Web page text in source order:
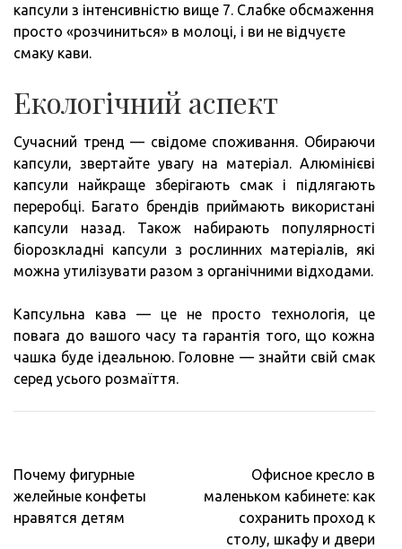
капсули з інтенсивністю вище 7. Слабке обсмаження
просто «розчиниться» в молоці, і ви не відчуєте
смаку кави.
Екологічний аспект
Сучасний тренд — свідоме споживання. Обираючи
капсули, звертайте увагу на матеріал. Алюмінієві
капсули найкраще зберігають смак і підлягають
переробці. Багато брендів приймають використані
капсули назад. Також набирають популярності
біорозкладні капсули з рослинних матеріалів, які
можна утилізувати разом з органічними відходами.
Капсульна кава — це не просто технологія, це
повага до вашого часу та гарантія того, що кожна
чашка буде ідеальною. Головне — знайти свій смак
серед усього розмаїття.
Навигация
по
записям
Почему фигурные
желейные конфеты
нравятся детям
Офисное кресло в
маленьком кабинете: как
сохранить проход к
столу, шкафу и двери